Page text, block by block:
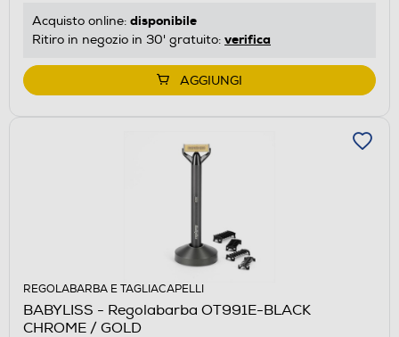
Acquisto online: disponibile
Ritiro in negozio in 30' gratuito: verifica
AGGIUNGI
REGOLABARBA E TAGLIACAPELLI
BABYLISS - Regolabarba OT991E-BLACK
CHROME / GOLD